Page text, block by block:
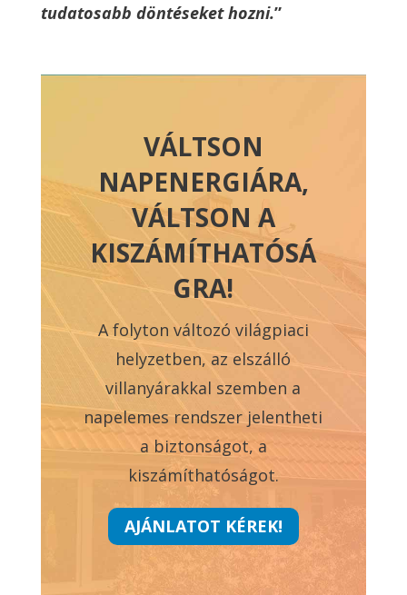
tudatosabb döntéseket hozni.”
VÁLTSON
NAPENERGIÁRA,
VÁLTSON A
KISZÁMÍTHATÓSÁ
GRA!
A folyton változó világpiaci
helyzetben, az elszálló
villanyárakkal szemben a
napelemes rendszer jelentheti
a biztonságot, a
kiszámíthatóságot.
AJÁNLATOT KÉREK!